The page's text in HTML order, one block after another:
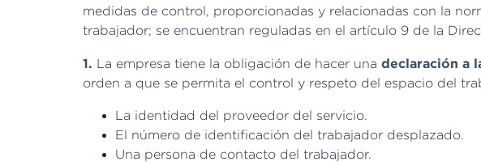
medidas de control, proporcionadas y relacionadas con la
trabajador; se encuentran reguladas en el artículo 9 de la
1. La empresa tiene la obligación de hacer una declaración a
orden a que se permita el control y respeto del espacio del
La identidad del proveedor del servicio.
El número de identificación del trabajador desplazado.
Una persona de contacto del trabajador.